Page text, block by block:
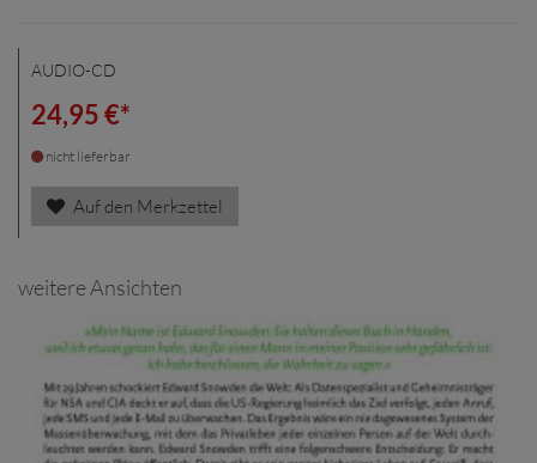
AUDIO-CD
24,95 €*
nicht lieferbar
Auf den Merkzettel
weitere Ansichten